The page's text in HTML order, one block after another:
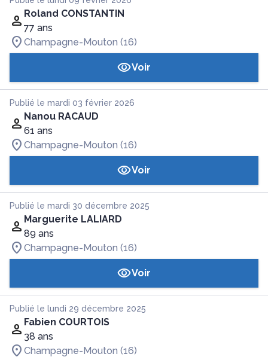
Roland CONSTANTIN
77 ans
Champagne-Mouton (16)
Voir
Publié le mardi 03 février 2026
Nanou RACAUD
61 ans
Champagne-Mouton (16)
Voir
Publié le mardi 30 décembre 2025
Marguerite LALIARD
89 ans
Champagne-Mouton (16)
Voir
Publié le lundi 29 décembre 2025
Fabien COURTOIS
38 ans
Champagne-Mouton (16)